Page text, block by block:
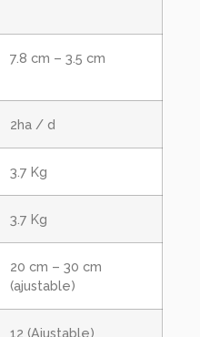
7.8 cm – 3.5 cm
2ha / d
3.7 Kg
3.7 Kg
20 cm – 30 cm
(ajustable)
12 (Ajustable)